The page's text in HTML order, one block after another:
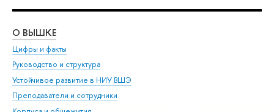
О ВЫШКЕ
Цифры и факты
Руководство и структура
Устойчивое развитие в НИУ ВШЭ
Преподаватели и сотрудники